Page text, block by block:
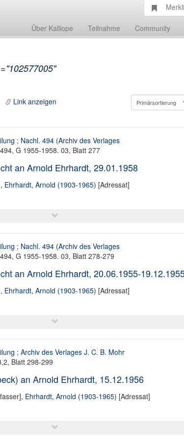
Über Kalliope Teilnahme Community
Link anzeigen
; Nachl. 494 (Archiv des Verlages
G 1955-1958. 03, Blatt 277
an Arnold Ehrhardt, 29.01.1958
Ehrhardt, Arnold (1903-1965) [Adressat]
; Nachl. 494 (Archiv des Verlages
G 1955-1958. 03, Blatt 278-279
an Arnold Ehrhardt, 20.06.1955-
Ehrhardt, Arnold (1903-1965) [Adressat]
; Archiv des Verlages J. C. B. Mohr
Blatt 298-299
an Arnold Ehrhardt, 15.12.1956
Ehrhardt, Arnold (1903-1965) [Adressat]